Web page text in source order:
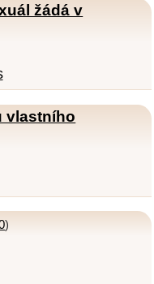
žádá v
vlastního
)